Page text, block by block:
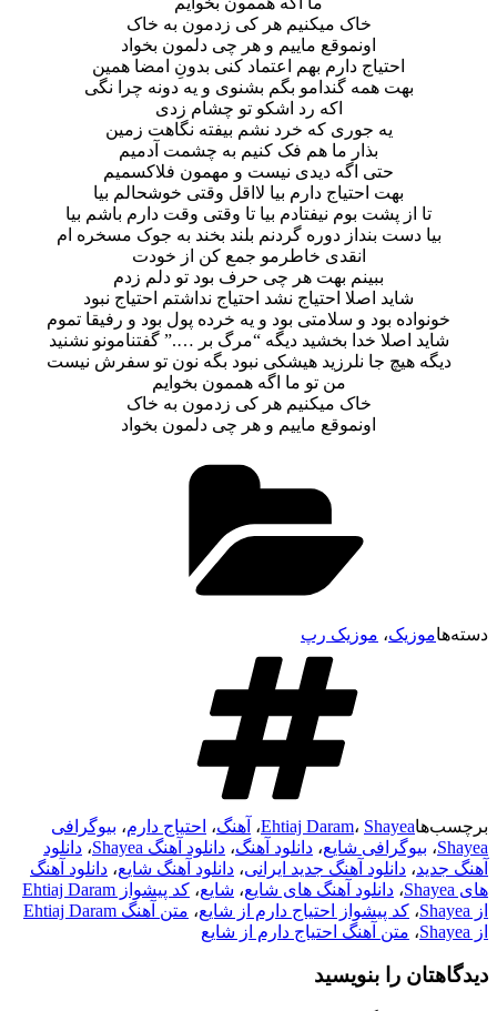
خاک میکنیم هر کی زدمون به خاک
اونموقع ماییم و هر چی دلمون بخواد
احتیاج دارم بهم اعتماد کنی بدونِ امضا همین
بهت همه گندامو بگم بشنوی و یه دونه چرا نگی
اکه رد اشکو تو چشام زدی
یه جوری که خرد نشم بیفته نگاهت زمین
بذار ما هم فک کنیم به چشمت آدمیم
حتی اگه دیدی نیست و مهمون فلاکسمیم
بهت احتیاج دارم بیا لااقل وقتی خوشحالم بیا
تا از پشت بوم نیفتادم بیا تا وقتی وقت دارم باشم بیا
دست بنداز دوره گردنم بلند بخند به جوک مسخره ام
انقدی خاطرمو جمع کن از خودت
ببینم بهت هر چی حرف بود تو دلم زدم
شاید اصلا احتیاج نشد احتیاج نداشتم احتیاج نبود
بود و سلامتی بود و یه خرده پول بود و رفیقا تموم
اصلا خدا بخشید دیگه “مرگ بر ….” گفتنامونو نشنید
هیچ جا نلرزید هیشکی نبود بگه نون تو سفرش نیست
من تو ما اگه هممون بخوایم
خاک میکنیم هر کی زدمون به خاک
اونموقع ماییم و هر چی دلمون بخواد
،موزیک رپ
Ehtiaj Daram،Shayea ،آهنگ،احتیاج دارم،بیوگرافی
بیوگرافی شایع ،دانلود آهنگ ،دانلود آهنگ Shayea ، دانلود
،دانلود آهنگ جدید ایرانی،دانلود آهنگ شایع،دانلود آهنگ
، دانلود آهنگ های شایع،شایع،
کد پیشواز Ehtiaj Daram
، کد پیشواز احتیاج دارم از شایع ،
متن آهنگ Ehtiaj Daram
، متن آهنگ احتیاج دارم از شایع
را بنویسید